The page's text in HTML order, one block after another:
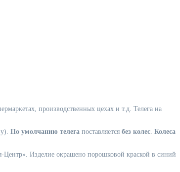
производственных цехах и т.д. Телега на
По умолчанию телега поставляется без колес. Колеса
Центр». Изделие окрашено порошковой краской в синий